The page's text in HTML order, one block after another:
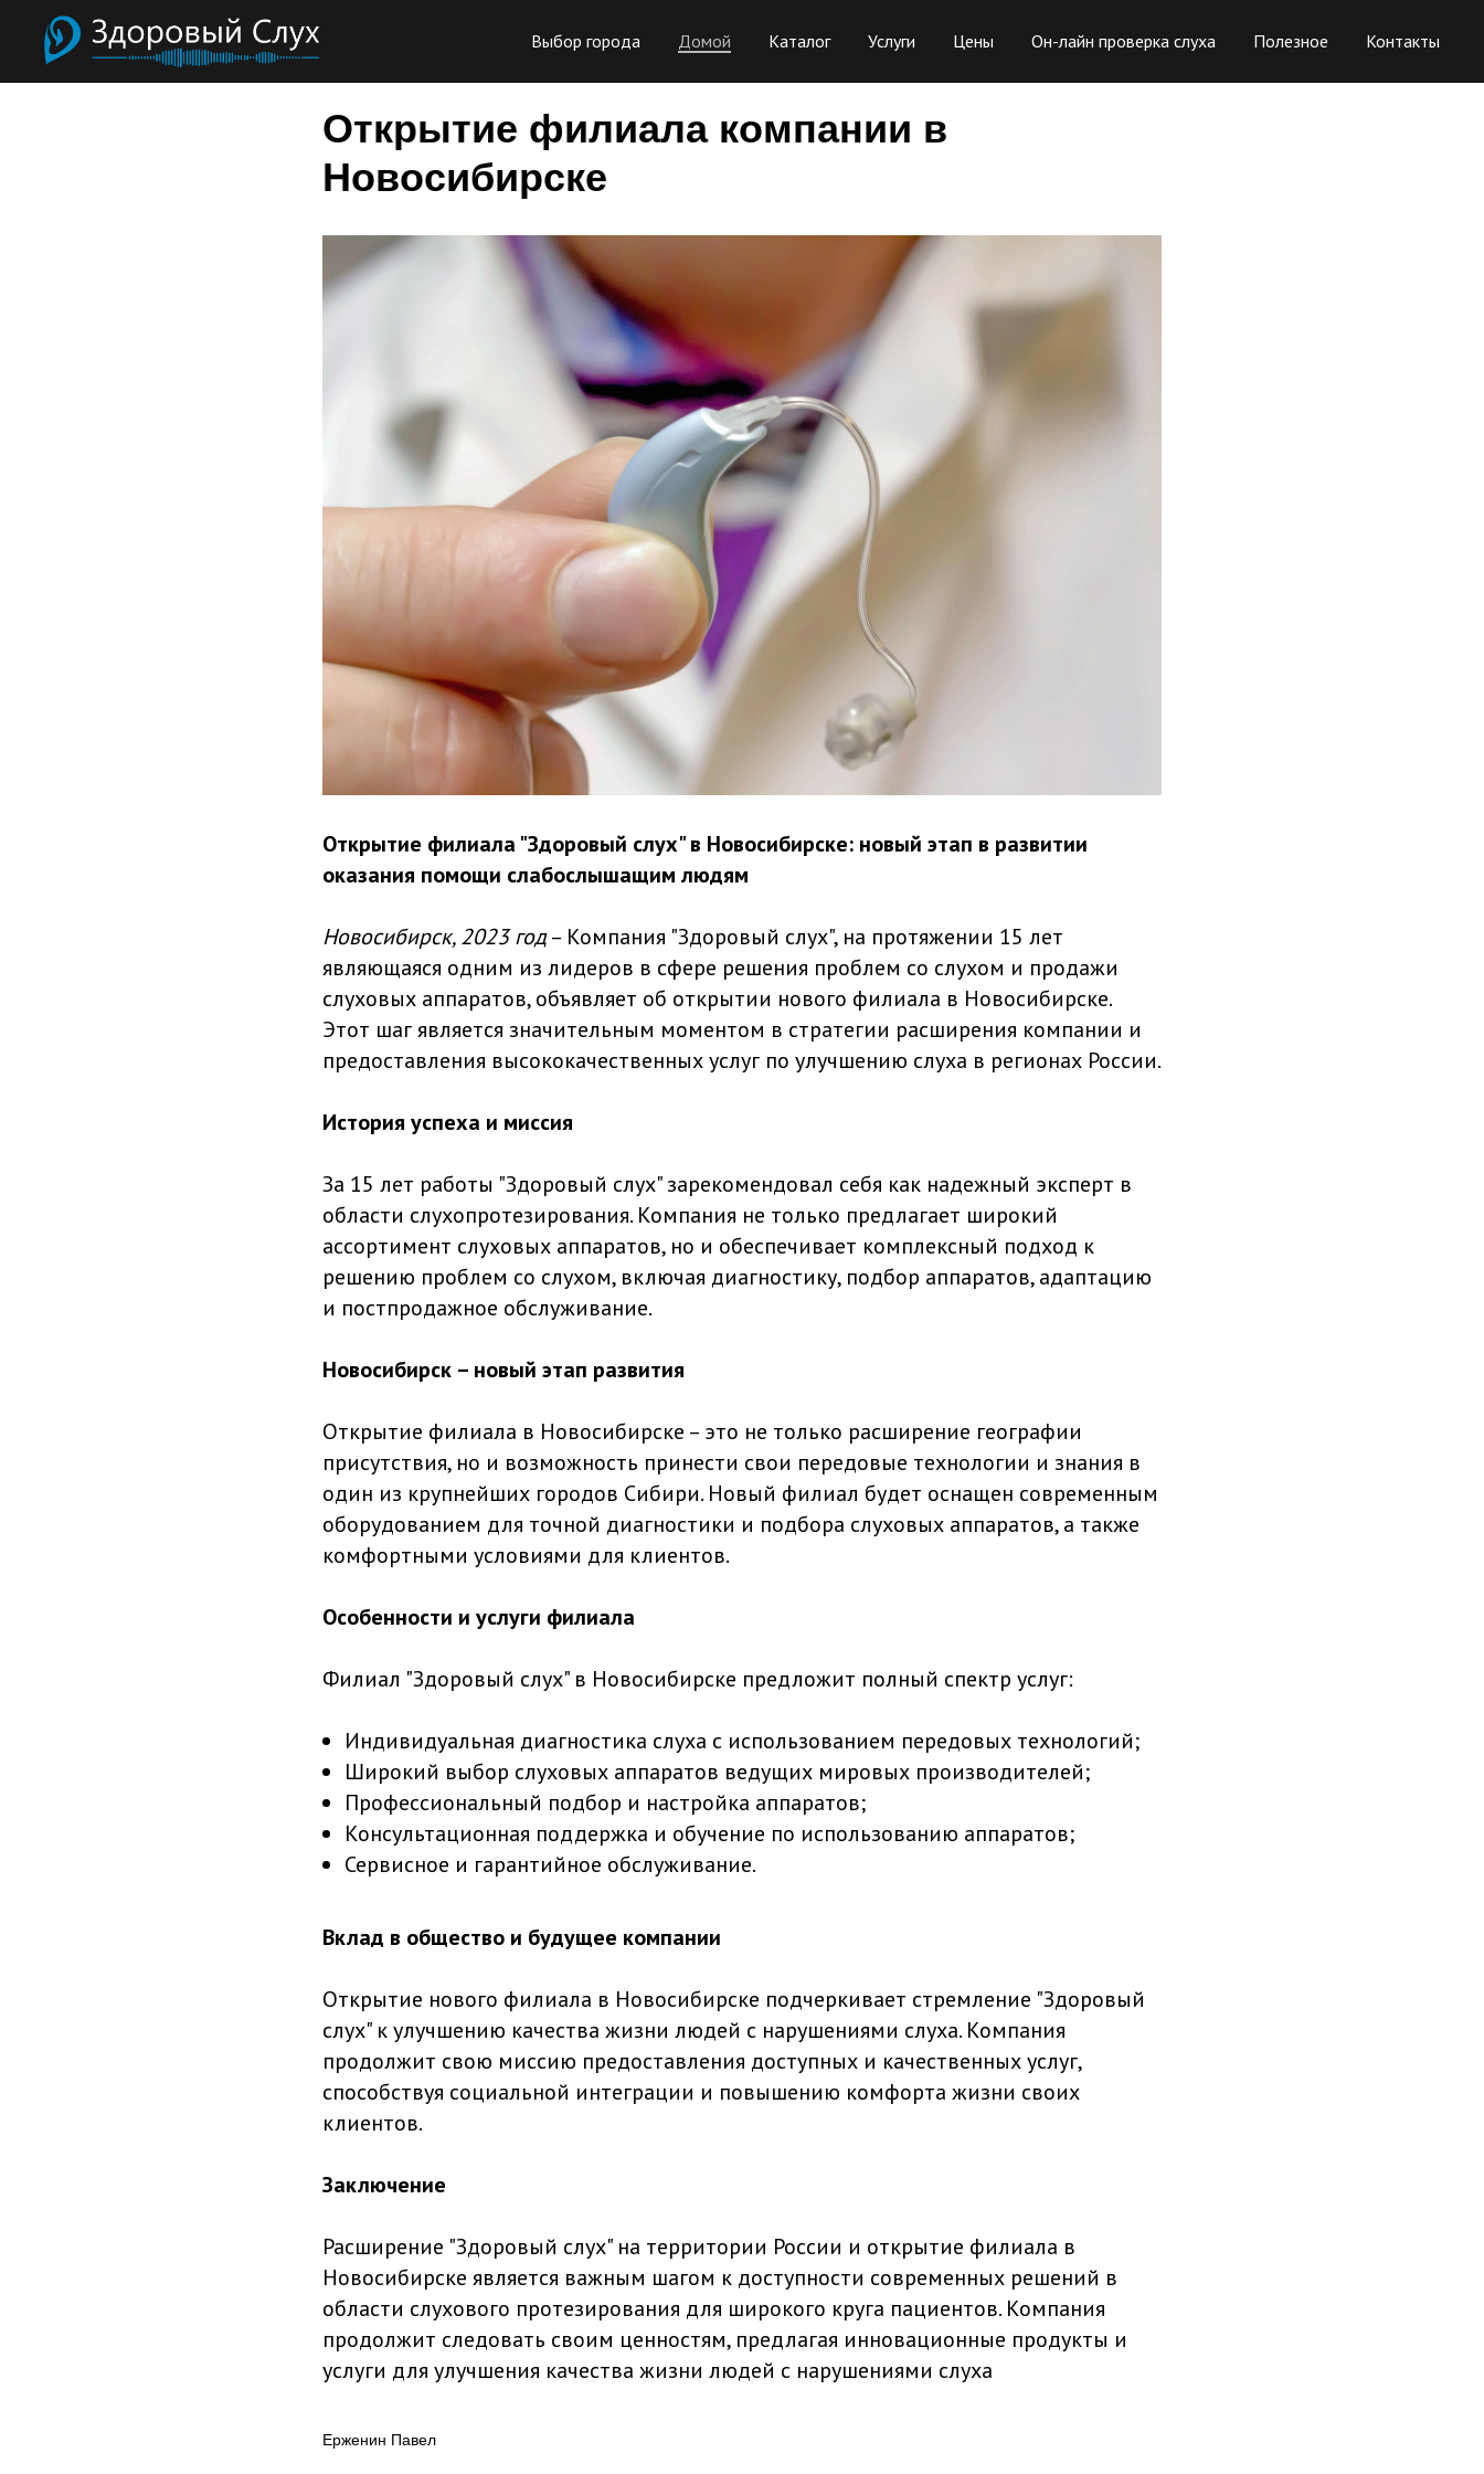
Выбор города Домой Каталог Услуги Цены Он-лайн проверка слуха Полезное Контакты
Открытие филиала компании в
Новосибирске
Открытие филиала "Здоровый слух" в Новосибирске: новый этап в развитии
оказания помощи слабослышащим людям
Новосибирск, 2023 год– Компания "Здоровый слух", на протяжении 15 лет
являющаяся одним из лидеров в сфере решения проблем со слухом и продажи
слуховых аппаратов, объявляет об открытии нового филиала в Новосибирске.
Этот шаг является значительным моментом в стратегии расширения компании и
предоставления высококачественных услуг по улучшению слуха в регионах России.
История успеха и миссия
За 15 лет работы "Здоровый слух" зарекомендовал себя как надежный эксперт в
области слухопротезирования. Компания не только предлагает широкий
ассортимент слуховых аппаратов, но и обеспечивает комплексный подход к
решению проблем со слухом, включая диагностику, подбор аппаратов, адаптацию
и постпродажное обслуживание.
Новосибирск – новый этап развития
Открытие филиала в Новосибирске – это не только расширение географии
присутствия, но и возможность принести свои передовые технологии и знания в
один из крупнейших городов Сибири. Новый филиал будет оснащен современным
оборудованием для точной диагностики и подбора слуховых аппаратов, а также
комфортными условиями для клиентов.
Особенности и услуги филиала
Филиал "Здоровый слух" в Новосибирске предложит полный спектр услуг:
Индивидуальная диагностика слуха с использованием передовых технологий;
Широкий выбор слуховых аппаратов ведущих мировых производителей;
Профессиональный подбор и настройка аппаратов;
Консультационная поддержка и обучение по использованию аппаратов;
Сервисное и гарантийное обслуживание.
Вклад в общество и будущее компании
Открытие нового филиала в Новосибирске подчеркивает стремление "Здоровый
слух" к улучшению качества жизни людей с нарушениями слуха. Компания
продолжит свою миссию предоставления доступных и качественных услуг,
способствуя социальной интеграции и повышению комфорта жизни своих
клиентов.
Заключение
Расширение "Здоровый слух" на территории России и открытие филиала в
Новосибирске является важным шагом к доступности современных решений в
области слухового протезирования для широкого круга пациентов. Компания
продолжит следовать своим ценностям, предлагая инновационные продукты и
услуги для улучшения качества жизни людей с нарушениями слуха
Ерженин Павел